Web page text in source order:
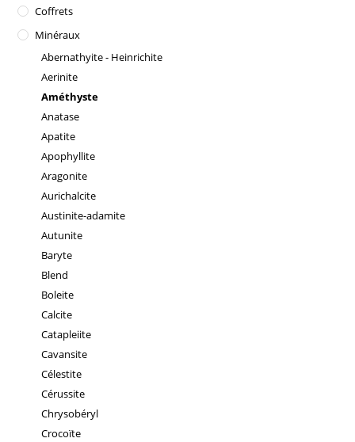
Coffrets
Minéraux
Abernathyite - Heinrichite
Aerinite
Améthyste
Anatase
Apatite
Apophyllite
Aragonite
Aurichalcite
Austinite-adamite
Autunite
Baryte
Blend
Boleite
Calcite
Catapleiite
Cavansite
Célestite
Cérussite
Chrysobéryl
Crocoïte